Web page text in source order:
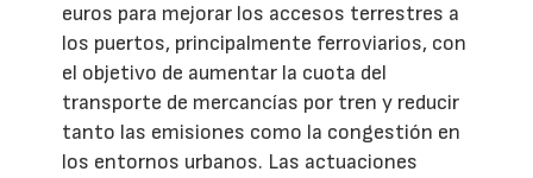
euros para mejorar los accesos terrestres a
los puertos, principalmente ferroviarios, con
el objetivo de aumentar la cuota del
transporte de mercancías por tren y reducir
tanto las emisiones como la congestión en
los entornos urbanos. Las actuaciones